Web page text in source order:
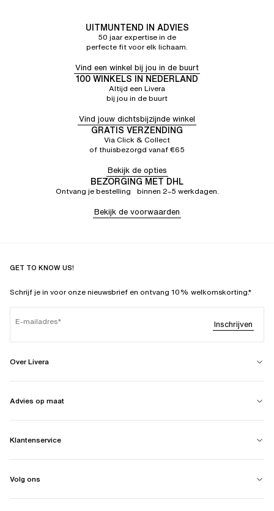
UITMUNTEND IN ADVIES
50 jaar expertise in de
perfecte fit voor elk lichaam.
Vind een winkel bij jou in de buurt
100 WINKELS IN NEDERLAND
Altijd een Livera
bij jou in de buurt
Vind jouw dichtsbijzijnde winkel
GRATIS VERZENDING
Via Click & Collect
of thuisbezorgd vanaf €65
Bekijk de opties
BEZORGING MET DHL
Ontvang je bestelling binnen 2–5 werkdagen.
Bekijk de voorwaarden
GET TO KNOW US!
Schrijf je in voor onze nieuwsbrief en ontvang 10% welkomskorting.*
E-mailadres Inschrijven
Over Livera
Advies op maat
Klantenservice
Volg ons